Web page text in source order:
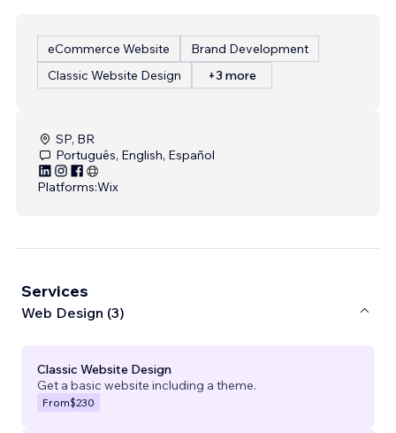
eCommerce Website
Brand Development
Classic Website Design
+3 more
SP, BR
Português, English, Español
Platforms:Wix
Services
Web Design (3)
Classic Website Design
Get a basic website including a theme.
From$230